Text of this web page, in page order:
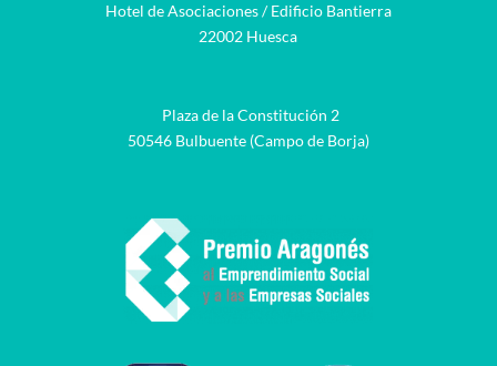
Hotel de Asociaciones / Edificio Bantierra
22002 Huesca
Plaza de la Constitución 2
50546 Bulbuente (Campo de Borja)